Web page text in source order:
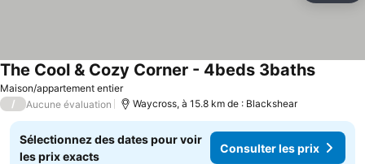
Maison/appartement entier
The Cool & Cozy Corner - 4beds 3baths
/ Aucune évaluation Waycross, à 15.8 km de : Blackshear
Sélectionnez des dates pour voir
les prix exacts
Consulter les prix